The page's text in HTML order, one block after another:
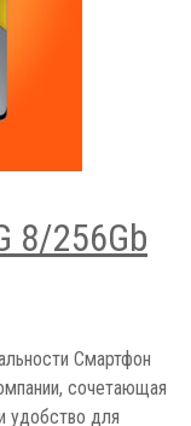
8/256Gb
Смартфон
сочетающая
удобство для